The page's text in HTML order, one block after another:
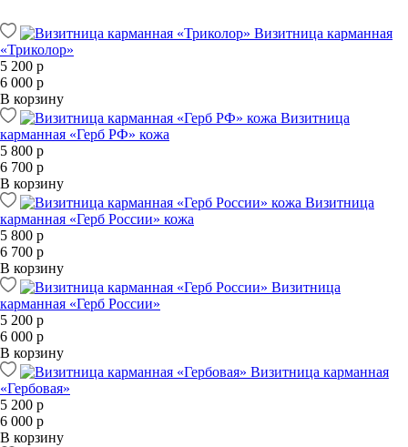
Визитница карманная
«Триколор»
5 200 р
6 000 р
В корзину
Визитница
карманная «Герб РФ» кожа
5 800 р
6 700 р
В корзину
Визитница
карманная «Герб России» кожа
5 800 р
6 700 р
В корзину
Визитница
карманная «Герб России»
5 200 р
6 000 р
В корзину
Визитница карманная
«Гербовая»
5 200 р
6 000 р
В корзину